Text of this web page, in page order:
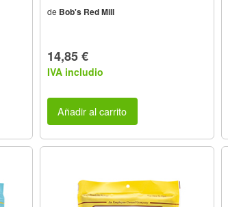
de Bob's Red Mill
14,85 €
IVA includio
Añadir al carrito